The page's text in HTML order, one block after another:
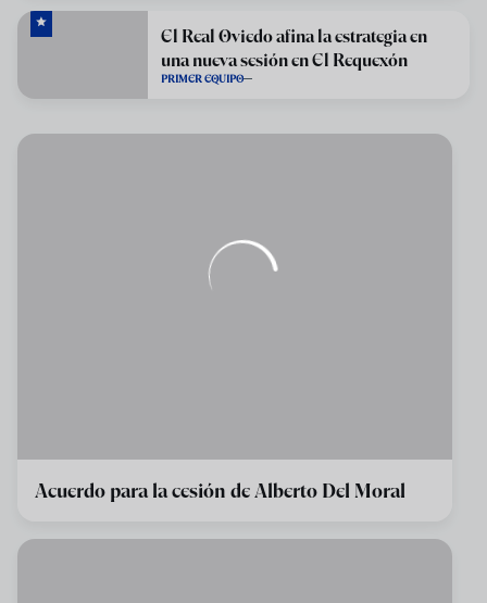
El Real Oviedo afina la estrategia en
una nueva sesión en El Requexón
PRIMER EQUIPO
Acuerdo para la cesión de Alberto Del Moral